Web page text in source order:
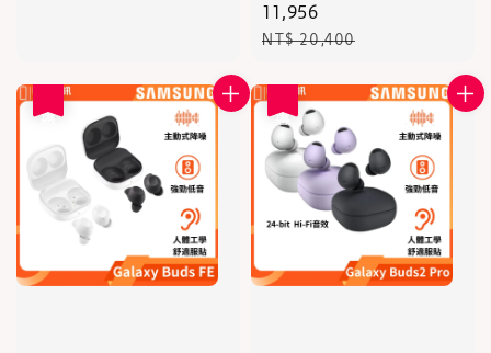
price
11,956
Regular
NT$ 20,400